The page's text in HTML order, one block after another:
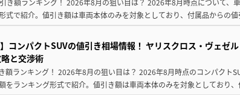
式で紹介。値引き額は車両本体のみを対象としており、付属品からの
】コンパクトSUVの値引き相場情報！ ヤリスクロス・ヴェゼ
と交渉術
額ランキング！ 2026年8月の狙い目は？ 2026年8月時点のコンパクト
をランキング形式で紹介。値引き額は車両本体のみを対象としており